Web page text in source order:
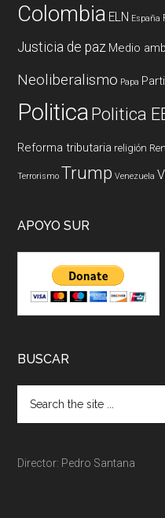
Colombia ELN España
Justicia de paz Medio
Neoliberalismo Papa
PoliticaPolitica
Reforma tributaria religión
Terrorismo Trump Venezuela
APOYO SUR
BUSCAR
Director: Pedro Santana